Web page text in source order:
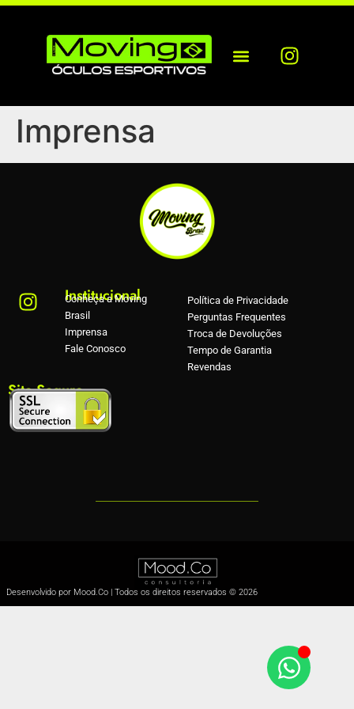
Imprensa
Institucional
Conheça a Moving
Brasil
Imprensa
Fale Conosco
Política de Privacidade
Perguntas Frequentes
Troca de Devoluções
Tempo de Garantia
Revendas
Site Seguro
Desenvolvido por Mood.Co | Todos os direitos reservados © 2026